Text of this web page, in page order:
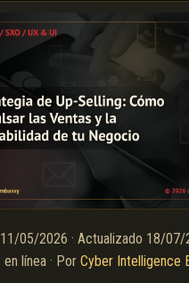
11/05/2026 · Actualizado 18/07/
línea · Por Cyber Intelligence